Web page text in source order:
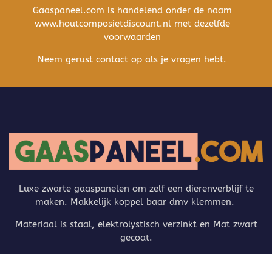
Gaaspaneel.com is handelend onder de naam
www.houtcomposietdiscount.nl met dezelfde
voorwaarden
Neem gerust contact op als je vragen hebt.
Luxe zwarte gaaspanelen om zelf een dierenverblijf te
maken. Makkelijk koppel baar dmv klemmen.
Materiaal is staal, elektrolystisch verzinkt en Mat zwart
gecoat.